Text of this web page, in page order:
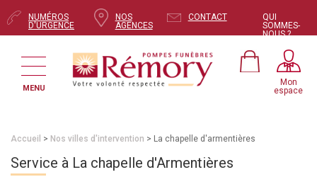
NUMÉROS
D'URGENCE
NOS
AGENCES
CONTACT
QUI
SOMMES-
NOUS ?
MENU
Mon
espace
Accueil > Nos villes d'intervention > La chapelle d'armentières
Service à La chapelle d'Armentières